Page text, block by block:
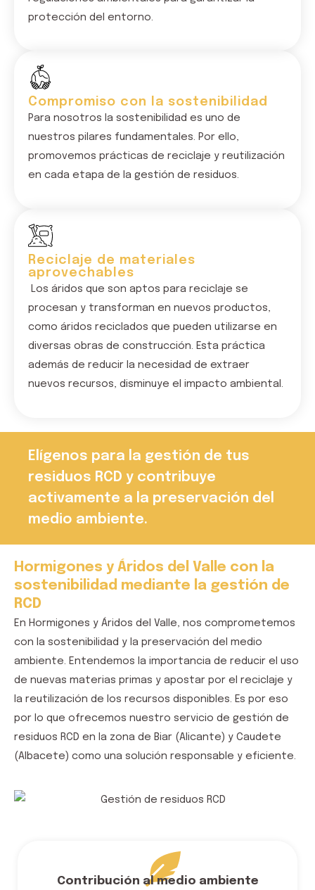
protección del entorno.
Compromiso con la sostenibilidad
Para nosotros la sostenibilidad es uno de
nuestros pilares fundamentales. Por ello,
promovemos prácticas de reciclaje y reutilización
en cada etapa de la gestión de residuos.
Reciclaje de materiales
aprovechables
os áridos que son aptos para reciclaje se
procesan y transforman en nuevos productos,
como áridos reciclados que pueden utilizarse en
diversas obras de construcción.
Esta práctica
además de reducir la necesidad de extraer
nuevos recursos, disminuye el impacto ambiental.
Elígenos para la gestión de tus
residuos RCD y contribuye
activamente a la preservación del
medio ambiente.
Hormigones y Áridos del Valle con la
sostenibilidad mediante la gestión de
RCD
En Hormigones y Áridos del Valle , nos comprometemos
con la sostenibilidad y la preservación del medio
ambiente. Entendemos la importancia de reducir el uso
de nuevas materias primas y apostar por el reciclaje y
la reutilización de los recursos disponibles. Es por eso
por lo que ofrecemos nuestro servicio de gestión de
residuos RCD en la zona de Biar (Alicante) y Caudete
(Albacete) como una solución responsable y eficiente.
Contribución al medio ambiente